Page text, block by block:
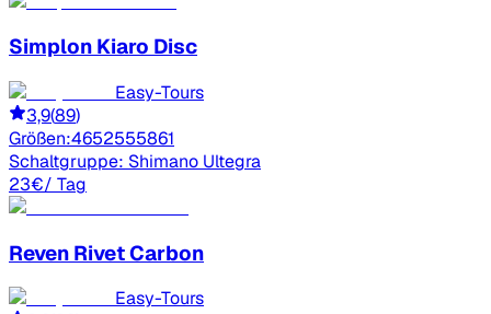
Simplon Kiaro Disc
Easy-Tours
3,9(89)
Größen:4652555861
Schaltgruppe: Shimano Ultegra
23€/ Tag
Reven Rivet Carbon
Easy-Tours